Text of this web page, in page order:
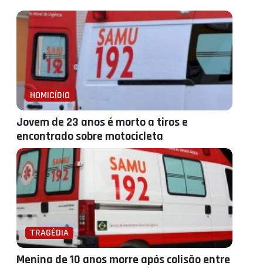
HOMICÍDIO
Jovem de 23 anos é morto a tiros e
encontrado sobre motocicleta
TRAGÉDIA
Menina de 10 anos morre após colisão entre